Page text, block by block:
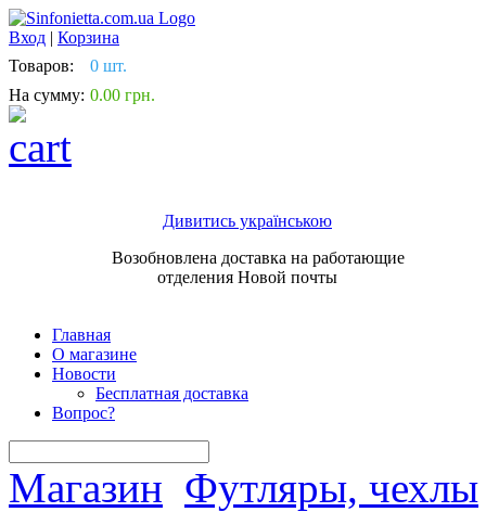
Вход | Корзина
Товаров:
0 шт.
На сумму: 0.00 грн.
Дивитись українською
Возобновлена доставка на работающие
отделения Новой почты
Главная
О магазине
Новости
Бесплатная доставка
Вопрос?
Магазин Футляры, чехлы